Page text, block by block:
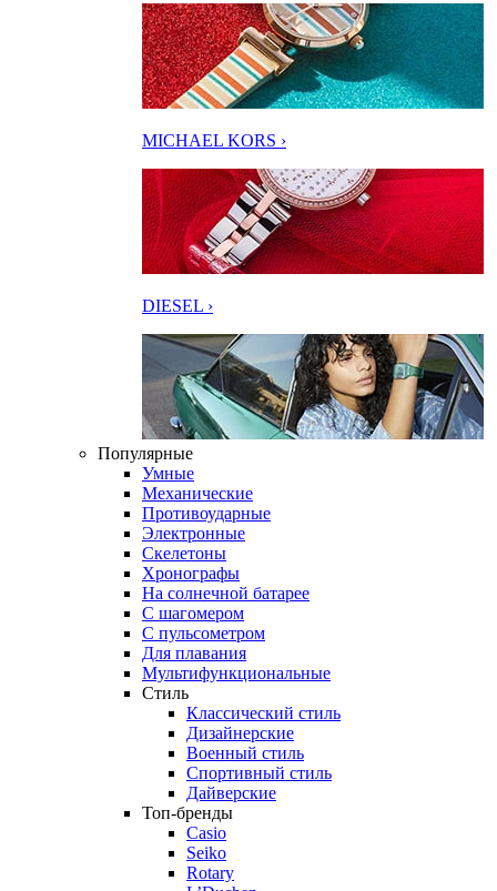
MICHAEL KORS ›
DIESEL ›
Популярные
Умные
Механические
Противоударные
Электронные
Скелетоны
Хронографы
На солнечной батарее
С шагомером
С пульсометром
Для плавания
Мультифункциональные
Стиль
Классический стиль
Дизайнерские
Военный стиль
Спортивный стиль
Дайверские
Топ-бренды
Casio
Seiko
Rotary